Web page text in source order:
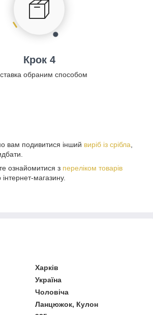
Крок 4
обраним способом
вам подивитися інший виріб із срібла
ознайомитися з переліком товарів
магазину.
Харків
Україна
Чоловіча
Ланцюжок, Кулон